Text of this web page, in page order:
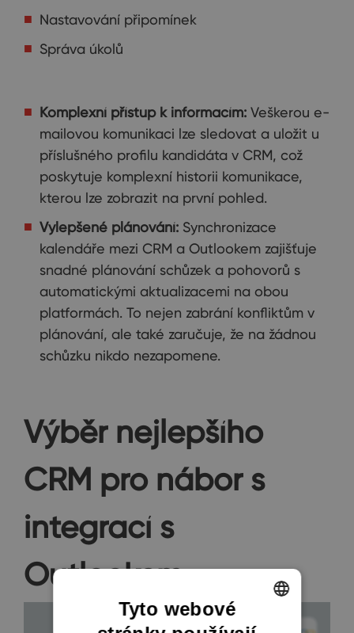
Nastavování připomínek
Správa úkolů
Komplexní přístup k informacím: Veškerou e-
mailovou komunikaci lze sledovat a uložit u
příslušného profilu kandidáta v CRM, což
poskytuje komplexní historii komunikace,
kterou lze zobrazit na první pohled.
Vylepšené plánování: Synchronizace
kalendáře mezi CRM a Outlookem zajišťuje
snadné plánování schůzek a pohovorů s
automatickými aktualizacemi na obou
platformách. To nejen zabrání konfliktům v
plánování, ale také zaručuje, že na žádnou
schůzku nikdo nezapomene.
Výběr nejlepšího
CRM pro nábor s
integrací s
Outlookem
ENGLISH
Tyto webové